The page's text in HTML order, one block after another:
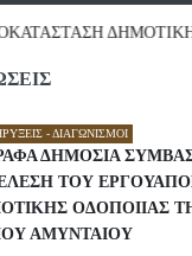
ΔΗΜΟΤΙΚΗΣ ...
- ΔΙΑΓΩΝΙΣΜΟΊ
ΔΗΜΟΣΙΑ
ΤΟΥ
ΟΔΟΠΟΙΙΑΣ
ΑΜΥΝΤΑΙΟΥ